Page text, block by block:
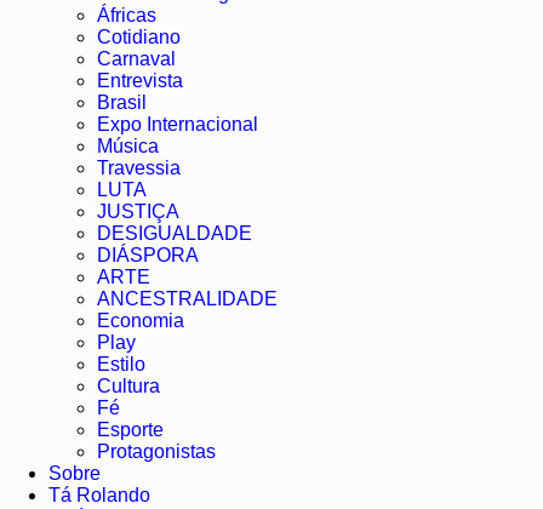
Áfricas
Cotidiano
Carnaval
Entrevista
Brasil
Expo Internacional
Música
Travessia
LUTA
JUSTIÇA
DESIGUALDADE
DIÁSPORA
ARTE
ANCESTRALIDADE
Economia
Play
Estilo
Cultura
Fé
Esporte
Protagonistas
Sobre
Tá Rolando